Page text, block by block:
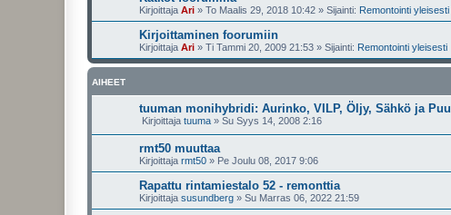
Kirjoittaja Ari » To Maalis 29, 2018 10:42 » Sijainti: Remontointi yleisesti
Kirjoittaminen foorumiin
Kirjoittaja Ari » Ti Tammi 20, 2009 21:53 » Sijainti: Remontointi yleisesti
AIHEET
tuuman monihybridi: Aurinko, VILP, Öljy, Sähkö ja Puu
Kirjoittaja tuuma » Su Syys 14, 2008 2:16
rmt50 muuttaa
Kirjoittaja rmt50 » Pe Joulu 08, 2017 9:06
Rapattu rintamiestalo 52 - remonttia
Kirjoittaja susundberg » Su Marras 06, 2022 21:59